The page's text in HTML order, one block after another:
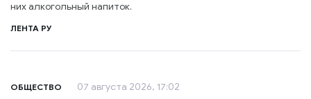
них алкогольный напиток.
ЛЕНТА РУ
ОБЩЕСТВО 07 августа 2026, 17:02